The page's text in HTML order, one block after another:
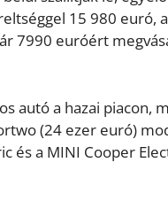
15 980 euró,
7990 euróért
autó a hazai piacon,
(24 ezer euró)
és a MINI Cooper